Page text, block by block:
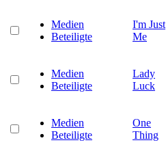
Medien
Beteiligte
I'm Just
Me
Medien
Beteiligte
Lady
Luck
Medien
Beteiligte
One
Thing